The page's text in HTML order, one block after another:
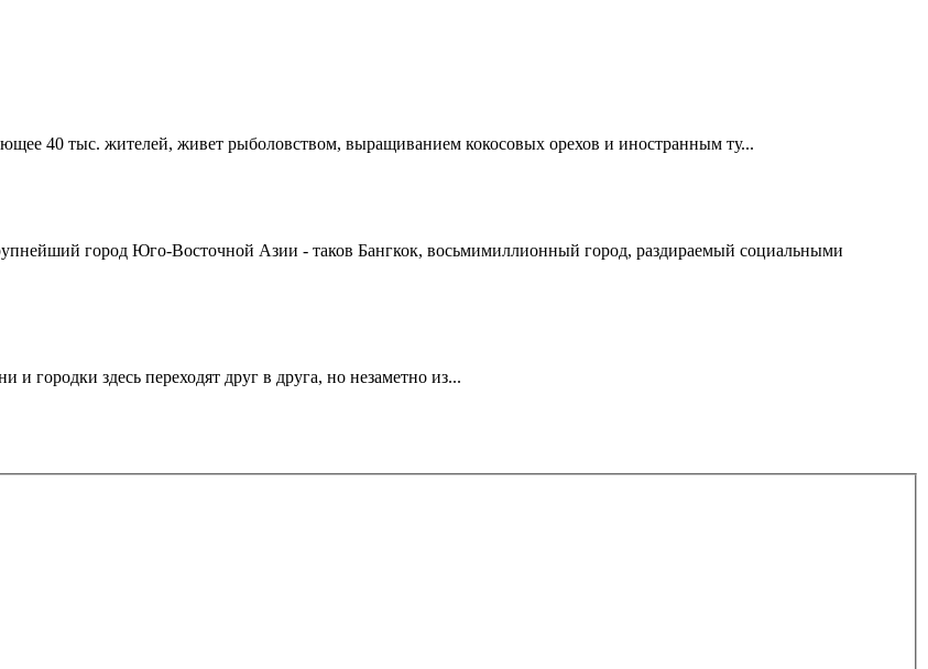
40 тыс. жителей, живет рыболовством, выращиванием кокосовых орехов и иностранным ту...
город Юго-Восточной Азии - таков Бангкок, восьмимиллионный город, раздираемый социальными
городки здесь переходят друг в друга, но незаметно из...